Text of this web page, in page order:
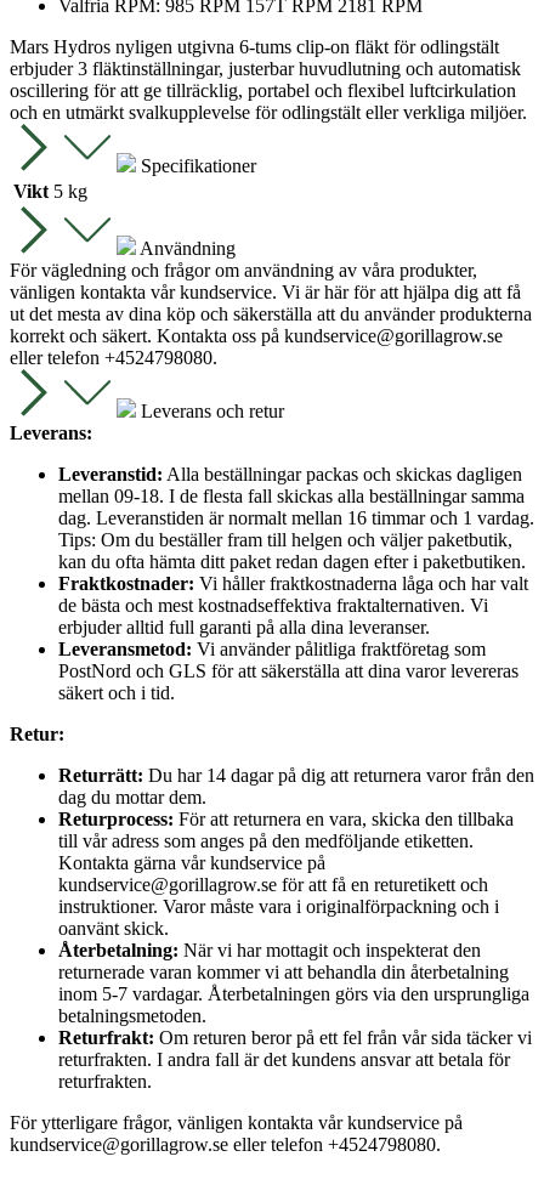
Valfria RPM: 985 RPM 157T RPM 2181 RPM
Mars Hydros nyligen utgivna 6-tums clip-on fläkt för odlingstält
erbjuder 3 fläktinställningar, justerbar huvudlutning och automatisk
oscillering för att ge tillräcklig, portabel och flexibel luftcirkulation
och en utmärkt svalkupplevelse för odlingstält eller verkliga miljöer.
Specifikationer
Vikt 5 kg
Användning
För vägledning och frågor om användning av våra produkter,
vänligen kontakta vår kundservice. Vi är här för att hjälpa dig att få
ut det mesta av dina köp och säkerställa att du använder produkterna
korrekt och säkert. Kontakta oss på kundservice@gorillagrow.se
eller telefon +4524798080.
Leverans och retur
Leverans:
Leveranstid: Alla beställningar packas och skickas dagligen
mellan 09-18. I de flesta fall skickas alla beställningar samma
dag. Leveranstiden är normalt mellan 16 timmar och 1 vardag.
Tips: Om du beställer fram till helgen och väljer paketbutik,
kan du ofta hämta ditt paket redan dagen efter i paketbutiken.
Fraktkostnader: Vi håller fraktkostnaderna låga och har valt
de bästa och mest kostnadseffektiva fraktalternativen. Vi
erbjuder alltid full garanti på alla dina leveranser.
Leveransmetod: Vi använder pålitliga fraktföretag som
PostNord och GLS för att säkerställa att dina varor levereras
säkert och i tid.
Retur:
Returrätt: Du har 14 dagar på dig att returnera varor från den
dag du mottar dem.
Returprocess: För att returnera en vara, skicka den tillbaka
till vår adress som anges på den medföljande etiketten.
Kontakta gärna vår kundservice på
kundservice@gorillagrow.se för att få en returetikett och
instruktioner. Varor måste vara i originalförpackning och i
oanvänt skick.
Återbetalning: När vi har mottagit och inspekterat den
returnerade varan kommer vi att behandla din återbetalning
inom 5-7 vardagar. Återbetalningen görs via den ursprungliga
betalningsmetoden.
Returfrakt: Om returen beror på ett fel från vår sida täcker vi
returfrakten. I andra fall är det kundens ansvar att betala för
returfrakten.
För ytterligare frågor, vänligen kontakta vår kundservice på
kundservice@gorillagrow.se eller telefon +4524798080.